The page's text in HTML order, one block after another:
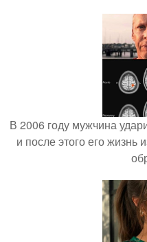
В 2006 году мужчина
и после этого его